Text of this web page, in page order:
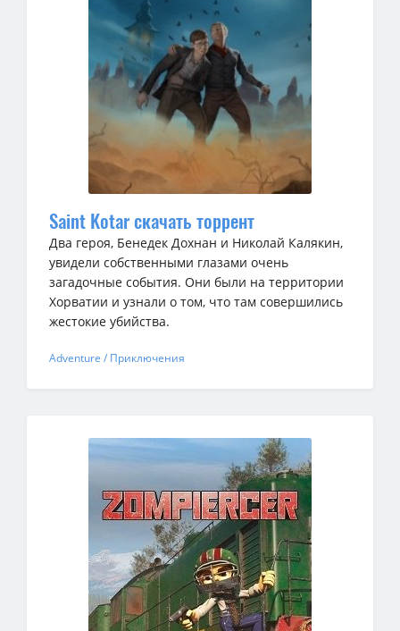
Saint Kotar скачать торрент
Два героя, Бенедек Дохнан и Николай Калякин,
увидели собственными глазами очень
загадочные события. Они были на территории
Хорватии и узнали о том, что там совершились
жестокие убийства.
Adventure / Приключения